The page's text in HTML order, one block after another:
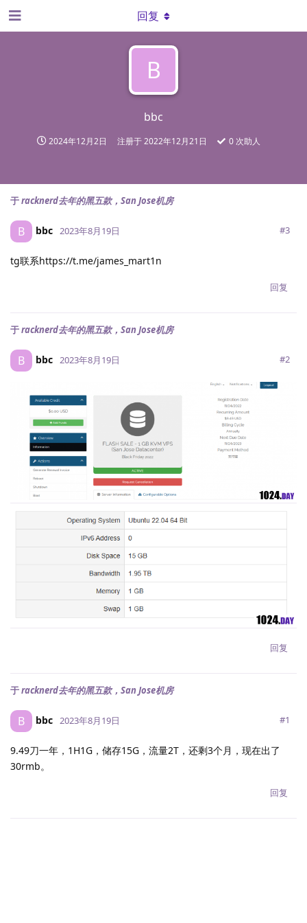
B
bbc
2024年12月2日 注册于2022年12月21日 0次助人
回复
于racknerd去年的黑五款，San Jose机房
B bbc 2023年8月19日 #3
tg联系https://t.me/james_mart1n
回复
于racknerd去年的黑五款，San Jose机房
B bbc 2023年8月19日 #2
回复
于racknerd去年的黑五款，San Jose机房
B bbc 2023年8月19日 #1
9.49刀一年，1H1G，储存15G，流量2T，还剩3个月，现在出了
30rmb。
回复